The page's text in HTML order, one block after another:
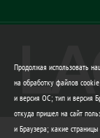
Продолжая использовать
на обработку файлов
и версия ОС; тип и версия
откуда пришел на сайт
и Браузера; какие